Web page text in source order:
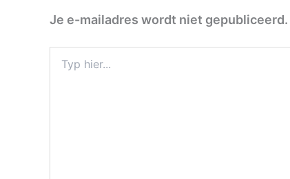
Je e-mailadres wordt niet gepubliceerd.
hier...